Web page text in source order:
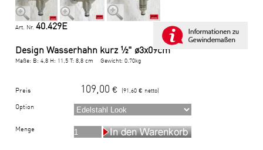
Art. Nr. 40.429E
Design Wasserhahn kurz ½" ø3x09cm
Maße: B: 4,8 H: 11,5 T: 8,8 cm Gewicht: 0.70kg
Preis 109,00 € 91,60 € netto)
Option
Menge